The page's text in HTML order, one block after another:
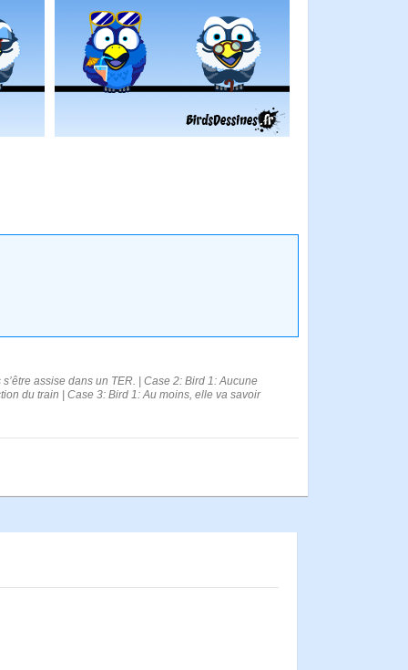
assise dans un TER. | Case 2: Bird 1: Aucune
du train | Case 3: Bird 1: Au moins, elle va savoir